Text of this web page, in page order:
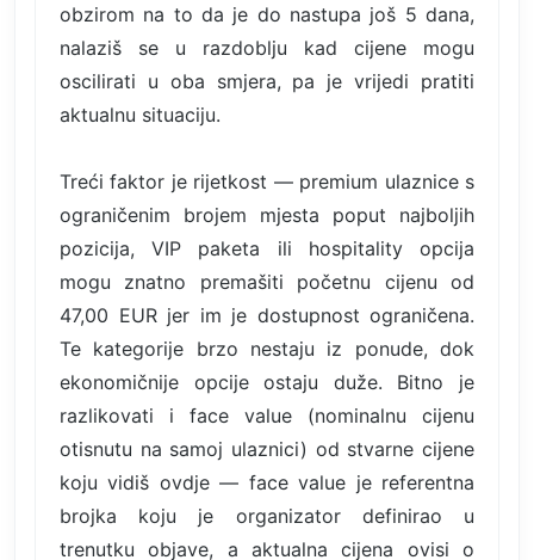
obzirom na to da je do nastupa još 5 dana,
nalaziš se u razdoblju kad cijene mogu
oscilirati u oba smjera, pa je vrijedi pratiti
aktualnu situaciju.
Treći faktor je rijetkost — premium ulaznice s
ograničenim brojem mjesta poput najboljih
pozicija, VIP paketa ili hospitality opcija
mogu znatno premašiti početnu cijenu od
47,00 EUR jer im je dostupnost ograničena.
Te kategorije brzo nestaju iz ponude, dok
ekonomičnije opcije ostaju duže. Bitno je
razlikovati i face value (nominalnu cijenu
otisnutu na samoj ulaznici) od stvarne cijene
koju vidiš ovdje — face value je referentna
brojka koju je organizator definirao u
trenutku objave, a aktualna cijena ovisi o